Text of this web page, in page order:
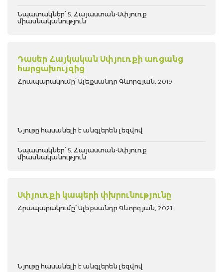
Նպատակներ՝ 5. Հայաստան-Սփյուռք
միասնականություն
Դասեր Հայկական Սփյուռքի առցանց
հարցախույզից
Հրապարակումը՝ Ալեքսանդր Գևորգյան, 2019
Նյութը հասանելի է անգլերեն լեզվով
Նպատակներ՝ 5. Հայաստան-Սփյուռք
միասնականություն
Սփյուռքի կապերի փխրունությունը
Հրապարակումը՝ Ալեքսանդր Գևորգյան, 2021
Նյութը հասանելի է անգլերեն լեզվով